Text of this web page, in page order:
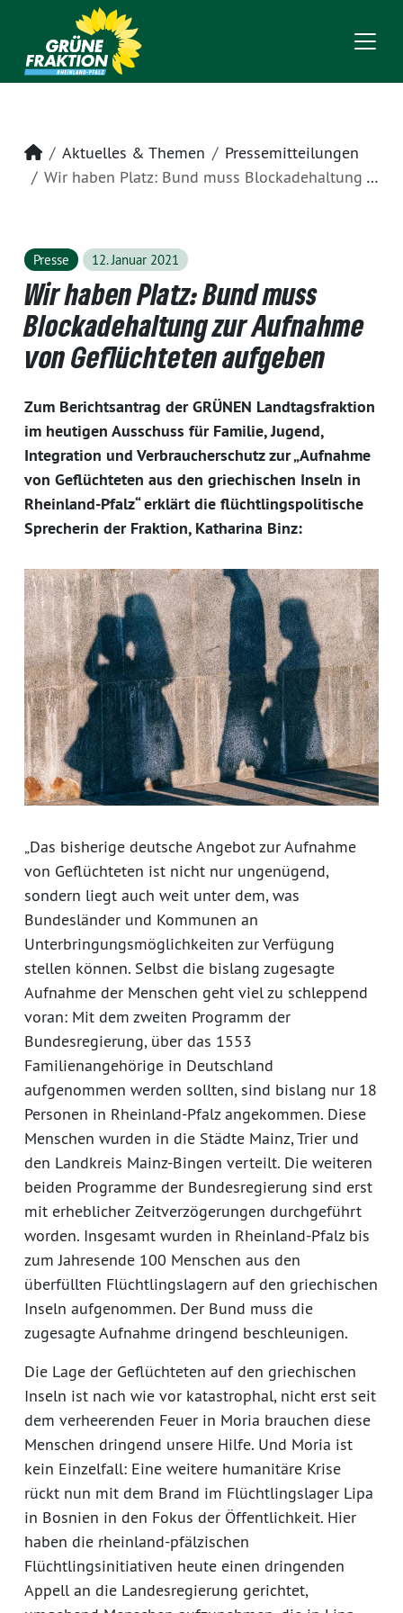
Startseite
Aktuelles & Themen
Pressemitteilungen
Wir haben Platz: Bund muss Blockadehaltung zur Aufnahme von Geflüchteten aufgeben
Presse 12. Januar 2021
Wir haben Platz: Bund muss
Blockadehaltung zur Aufnahme
von Geflüchteten aufgeben
Zum Berichtsantrag der GRÜNEN Landtagsfraktion
im heutigen Ausschuss für Familie, Jugend,
Integration und Verbraucherschutz zur „Aufnahme
von Geflüchteten aus den griechischen Inseln in
Rheinland-Pfalz“ erklärt die flüchtlingspolitische
Sprecherin der Fraktion, Katharina Binz:
„Das bisherige deutsche Angebot zur Aufnahme
von Geflüchteten ist nicht nur ungenügend,
sondern liegt auch weit unter dem, was
Bundesländer und Kommunen an
Unterbringungsmöglichkeiten zur Verfügung
stellen können. Selbst die bislang zugesagte
Aufnahme der Menschen geht viel zu schleppend
voran: Mit dem zweiten Programm der
Bundesregierung, über das 1553
Familienangehörige in Deutschland
aufgenommen werden sollten, sind bislang nur 18
Personen in Rheinland-Pfalz angekommen. Diese
Menschen wurden in die Städte Mainz, Trier und
den Landkreis Mainz-Bingen verteilt. Die weiteren
beiden Programme der Bundesregierung sind erst
mit erheblicher Zeitverzögerungen durchgeführt
worden. Insgesamt wurden in Rheinland-Pfalz bis
zum Jahresende 100 Menschen aus den
überfüllten Flüchtlingslagern auf den griechischen
Inseln aufgenommen. Der Bund muss die
zugesagte Aufnahme dringend beschleunigen.
Die Lage der Geflüchteten auf den griechischen
Inseln ist nach wie vor katastrophal, nicht erst seit
dem verheerenden Feuer in Moria brauchen diese
Menschen dringend unsere Hilfe. Und Moria ist
kein Einzelfall: Eine weitere humanitäre Krise
rückt nun mit dem Brand im Flüchtlingslager Lipa
in Bosnien in den Fokus der Öffentlichkeit. Hier
haben die rheinland-pfälzischen
Flüchtlingsinitiativen heute einen dringenden
Appell an die Landesregierung gerichtet,